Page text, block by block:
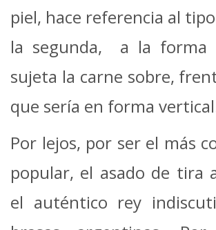
piel, hace referencia al
la segunda, a la forma
sujeta la carne sobre,
que sería en forma
Por lejos, por ser el más
popular, el asado de tira
el auténtico rey